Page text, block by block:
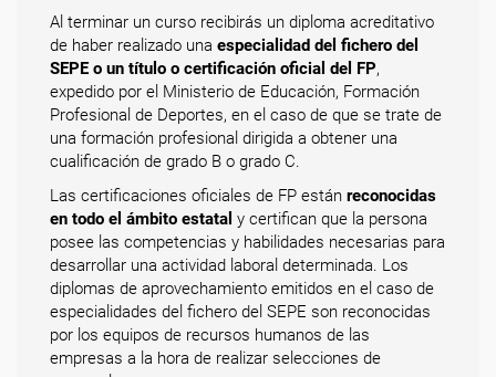
Al terminar un curso recibirás un diploma acreditativo
de haber realizado una especialidad del fichero del
SEPE o un título o certificación oficial del FP,
expedido por el Ministerio de Educación, Formación
Profesional de Deportes, en el caso de que se trate de
una formación profesional dirigida a obtener una
cualificación de grado B o grado C.
Las certificaciones oficiales de FP están reconocidas
en todo el ámbito estatal y certifican que la persona
posee las competencias y habilidades necesarias para
desarrollar una actividad laboral determinada. Los
diplomas de aprovechamiento emitidos en el caso de
especialidades del fichero del SEPE son reconocidas
por los equipos de recursos humanos de las
empresas a la hora de realizar selecciones de